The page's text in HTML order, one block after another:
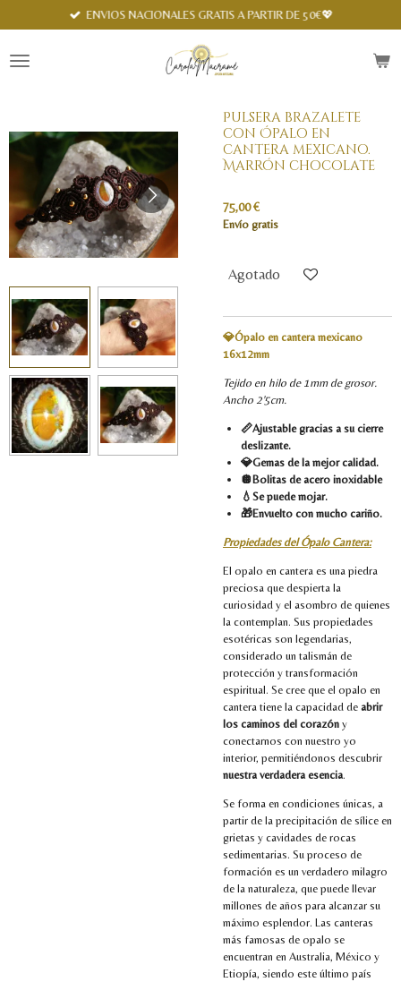
al
principal
ENVIOS NACIONALES GRATIS A PARTIR DE 50€💖
Pulsera brazalete
con Ópalo en
cantera mexicano.
Marrón chocolate
75,00 €
Envío gratis
Agotado
💎Ópalo en cantera mexicano
16x12mm
Tejido en hilo de 1mm de grosor.
Ancho 2'5cm.
📏Ajustable gracias a su cierre
deslizante.
💎Gemas de la mejor calidad.
🪩Bolitas de acero inoxidable
💧Se puede mojar.
🎁Envuelto con mucho cariño.
Propiedades del Ópalo Cantera:
El opalo en cantera es una piedra
preciosa que despierta la
curiosidad y el asombro de quienes
la contemplan. Sus propiedades
esotéricas son legendarias,
considerado un talismán de
protección y transformación
espiritual. Se cree que el opalo en
cantera tiene la capacidad de abrir
los caminos del corazón y
conectarnos con nuestro yo
interior, permitiéndonos descubrir
nuestra verdadera esencia.
Se forma en condiciones únicas, a
partir de la precipitación de sílice en
grietas y cavidades de rocas
sedimentarias. Su proceso de
formación es un verdadero milagro
de la naturaleza, que puede llevar
millones de años para alcanzar su
máximo esplendor. Las canteras
más famosas de opalo se
encuentran en Australia, México y
Etiopía, siendo este último país
Spanish